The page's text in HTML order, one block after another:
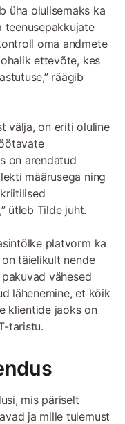
üha olulisemaks ka
teenusepakkujate
oma andmete
ettevõte, kes
räägib
välja, on eriti oluline
on arendatud
määrusega ning
ütleb Tilde juht.
platvorm ka
täielikult nende
vähesed
lähenemine, et kõik
klientide jaoks on
taristu.
mis päriselt
ja mille tulemust